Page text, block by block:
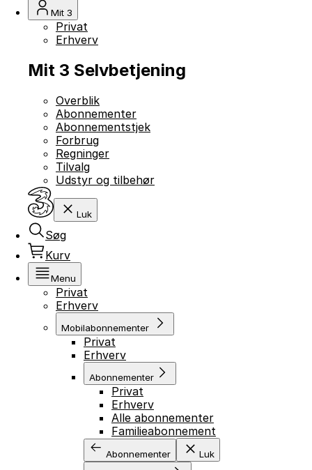
Mit 3
Privat
Erhverv
Mit 3 Selvbetjening
Overblik
Abonnementer
Abonnementstjek
Forbrug
Regninger
Tilvalg
Udstyr og tilbehør
Luk
Søg
Kurv
Menu
Privat
Erhverv
Mobilabonnementer
Privat
Erhverv
Abonnementer
Privat
Erhverv
Alle abonnementer
Familieabonnement
Abonnementer Luk